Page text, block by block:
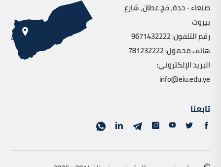
صنعاء - حدة، فج عطان، شارع
بيروت
رقم التلفون: 9671432222
هاتف محمول: 781232222
البريد الإلكتروني:
info@eiu.edu.ye
تابعنا